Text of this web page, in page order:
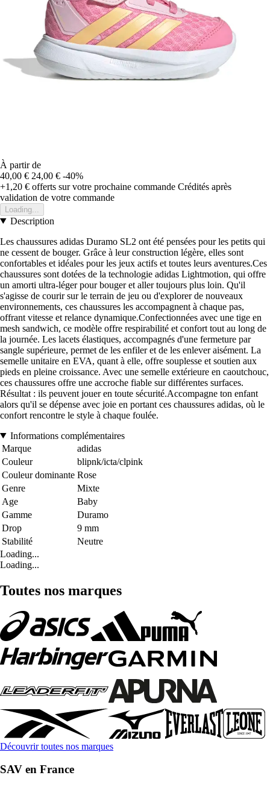
À partir de
40,00 € 24,00 € -40%
+1,20 € offerts sur votre prochaine commande Crédités après
validation de votre commande
Loading...
Description
Les chaussures adidas Duramo SL2 ont été pensées pour les petits qui
ne cessent de bouger. Grâce à leur construction légère, elles sont
confortables et idéales pour les jeux actifs et toutes leurs aventures.Ces
chaussures sont dotées de la technologie adidas Lightmotion, qui offre
un amorti ultra-léger pour bouger et aller toujours plus loin. Qu'il
s'agisse de courir sur le terrain de jeu ou d'explorer de nouveaux
environnements, ces chaussures les accompagnent à chaque pas,
offrant vitesse et relance dynamique.Confectionnées avec une tige en
mesh sandwich, ce modèle offre respirabilité et confort tout au long de
la journée. Les lacets élastiques, accompagnés d'une fermeture par
sangle supérieure, permet de les enfiler et de les enlever aisément. La
semelle unitaire en EVA, quant à elle, offre souplesse et soutien aux
pieds en pleine croissance. Avec une semelle extérieure en caoutchouc,
ces chaussures offre une accroche fiable sur différentes surfaces.
Résultat : ils peuvent jouer en toute sécurité.Accompagne ton enfant
alors qu'il se dépense avec joie en portant ces chaussures adidas, où le
confort rencontre le style à chaque foulée.
Informations complémentaires
Marque
adidas
Couleur
blipnk/icta/clpink
Couleur dominante Rose
Genre
Mixte
Age
Baby
Gamme
Duramo
Drop
9 mm
Stabilité
Neutre
Loading...
Loading...
Toutes nos marques
Découvrir toutes nos marques
SAV en France